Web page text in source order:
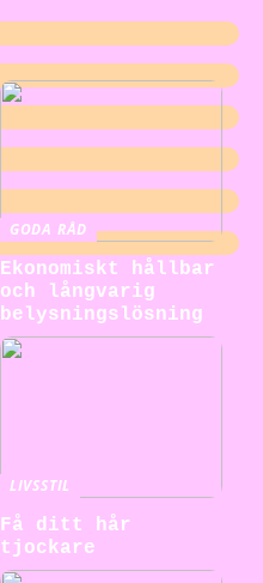
GODA RÅD
Ekonomiskt hållbar
och långvarig
belysningslösning
LIVSSTIL
Få ditt hår
tjockare